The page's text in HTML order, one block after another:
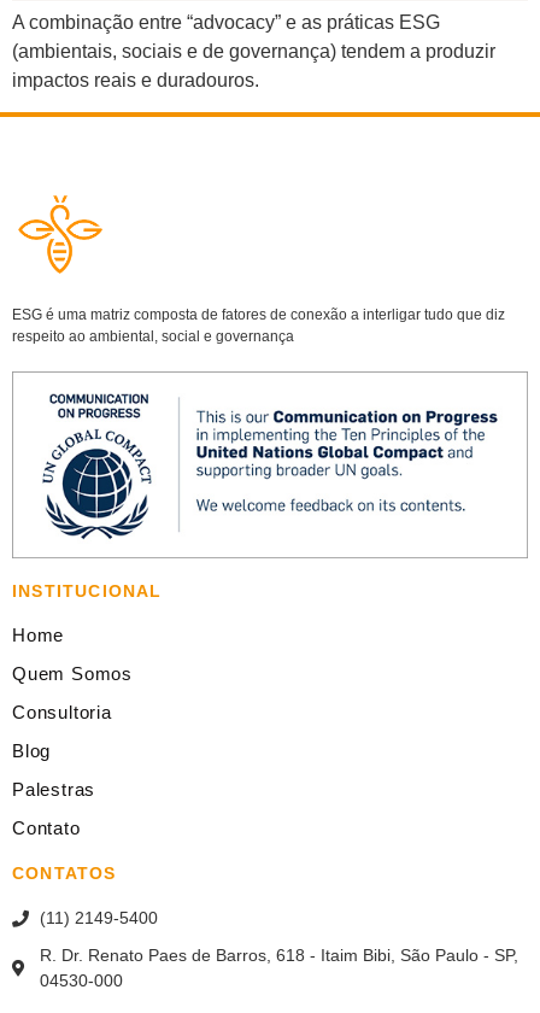
A combinação entre “advocacy” e as práticas ESG
(ambientais, sociais e de governança) tendem a produzir
impactos reais e duradouros.
ESG é uma matriz composta de fatores de conexão a interligar tudo que diz
respeito ao ambiental, social e governança
INSTITUCIONAL
Home
Quem Somos
Consultoria
Blog
Palestras
Contato
CONTATOS
(11) 2149-5400
R. Dr. Renato Paes de Barros, 618 - Itaim Bibi, São Paulo - SP,
04530-000